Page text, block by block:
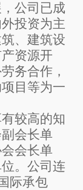
公司已成
投资为主
、建筑设
资源开
务合作，
目等为一
较高的知
会长单
会长单
。公司连
际承包